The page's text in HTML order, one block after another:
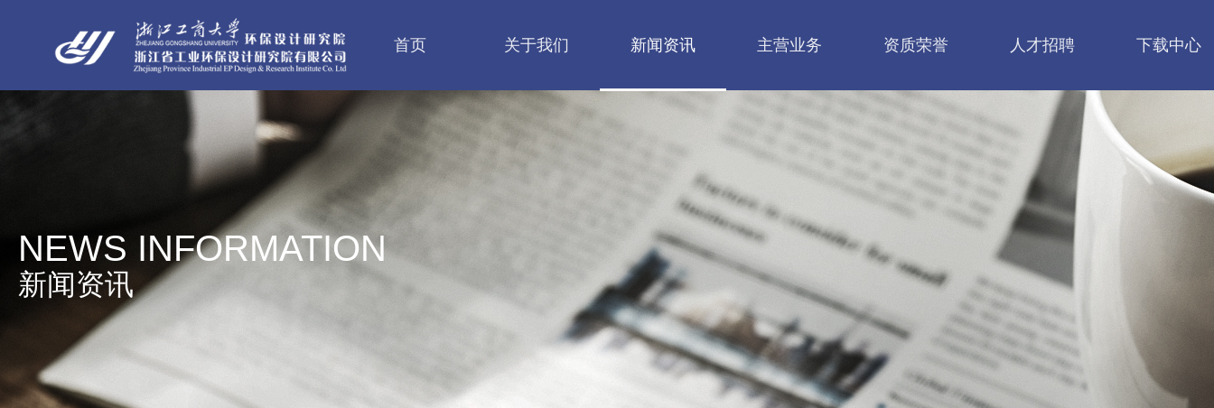
首页 关于我们 新闻资讯 主营业务 资质荣誉 人才招聘 下载中心
NEWS INFORMATION
新闻资讯